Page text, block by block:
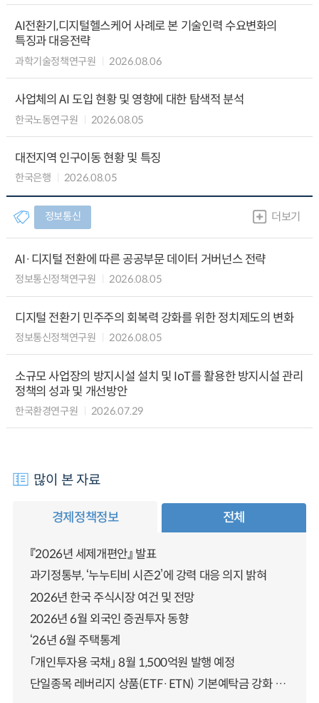
AI전환기,디지털헬스케어 사례로 본 기술인력 수요변화의
특징과 대응전략
과학기술정책연구원 2026.08.06
사업체의 AI 도입 현황 및 영향에 대한 탐색적 분석
한국노동연구원 2026.08.05
대전지역 인구이동 현황 및 특징
한국은행 2026.08.05
정보통신 더보기
AI·디지털 전환에 따른 공공부문 데이터 거버넌스 전략
정보통신정책연구원 2026.08.05
디지털 전환기 민주주의 회복력 강화를 위한 정치제도의 변화
정보통신정책연구원 2026.08.05
소규모 사업장의 방지시설 설치 및 IoT를 활용한 방지시설 관리
정책의 성과 및 개선방안
한국환경연구원 2026.07.29
많이 본 자료
경제정책정보 전체
『2026년 세제개편안』 발표
과기정통부, ‘누누티비 시즌2’에 강력 대응 의지 밝혀
2026년 한국 주식시장 여건 및 전망
2026년 6월 외국인 증권투자 동향
‘26년 6월 주택통계
「개인투자용 국채」 8월 1,500억원 발행 예정
단일종목 레버리지 상품(ETF·ETN) 기본예탁금 강화 조기시행 방안 안내